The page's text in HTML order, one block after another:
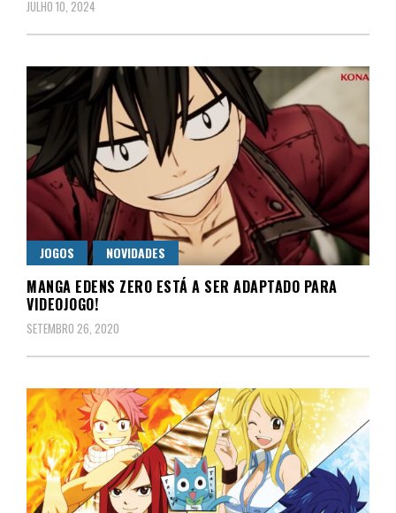
JULHO 10, 2024
JOGOS NOVIDADES
MANGA EDENS ZERO ESTÁ A SER ADAPTADO PARA
VIDEOJOGO!
SETEMBRO 26, 2020